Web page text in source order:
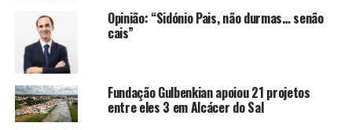
Opinião: “Sidónio Pais, não durmas… senão
cais”
Fundação Gulbenkian apoiou 21 projetos
entre eles 3 em Alcácer do Sal